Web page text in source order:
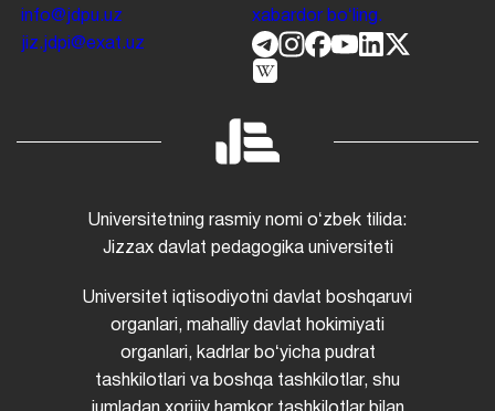
info@jdpu.uz
jiz.jdpi@exat.uz
xabardor boʻling.
Universitetning rasmiy nomi oʻzbek tilida:
Jizzax davlat pedagogika universiteti
Universitet iqtisodiyotni davlat boshqaruvi
organlari, mahalliy davlat hokimiyati
organlari, kadrlar boʻyicha pudrat
tashkilotlari va boshqa tashkilotlar, shu